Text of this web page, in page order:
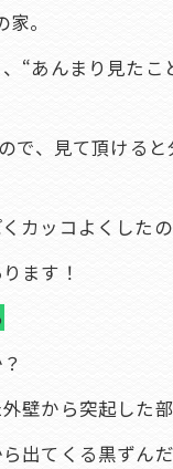
。
“あんまり見た
で、見て頂ける
カッコよくしたの
ます！
壁から突起した部
出てくる黒ずんだ